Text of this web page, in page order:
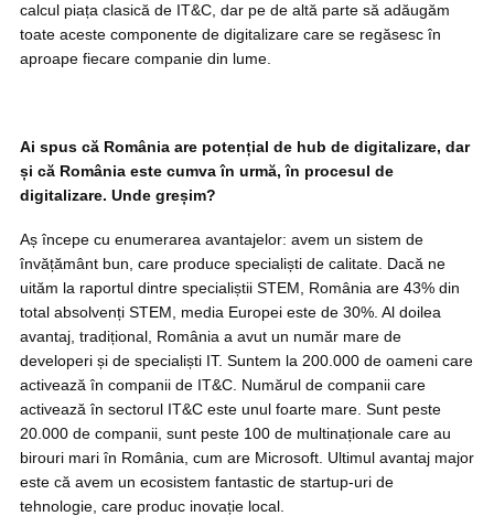
calcul piața clasică de IT&C, dar pe de altă parte să adăugăm
toate aceste componente de digitalizare care se regăsesc în
aproape fiecare companie din lume.
Ai spus că România are potențial de hub de digitalizare, dar
și că România este cumva în urmă, în procesul de
digitalizare. Unde greșim?
Aș începe cu enumerarea avantajelor: avem un sistem de
învățământ bun, care produce specialiști de calitate. Dacă ne
uităm la raportul dintre specialiștii STEM, România are 43% din
total absolvenți STEM, media Europei este de 30%. Al doilea
avantaj, tradițional, România a avut un număr mare de
developeri și de specialiști IT. Suntem la 200.000 de oameni care
activează în companii de IT&C. Numărul de companii care
activează în sectorul IT&C este unul foarte mare. Sunt peste
20.000 de companii, sunt peste 100 de multinaționale care au
birouri mari în România, cum are Microsoft. Ultimul avantaj major
este că avem un ecosistem fantastic de startup-uri de
tehnologie, care produc inovație local.